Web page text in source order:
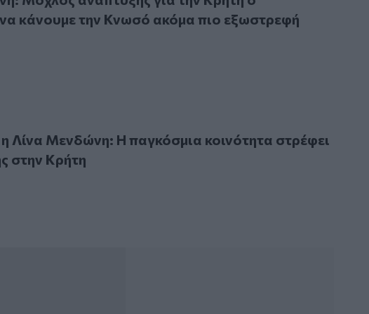
να κάνουμε την Κνωσό ακόμα πιο εξωστρεφή
Μενδώνη: Η παγκόσμια κοινότητα στρέφει το βλέμμα της στην Κρήτη
Λίνα Μενδώνη: Η παγκόσμια κοινότητα στρέφει
στην Κρήτη